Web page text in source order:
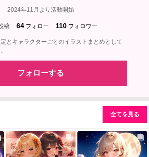
2024年11月より活動開始
稿 64 フォロー 110 フォロワー
とキャラクターごとのイラストまとめとして
フォローする
全てを見る